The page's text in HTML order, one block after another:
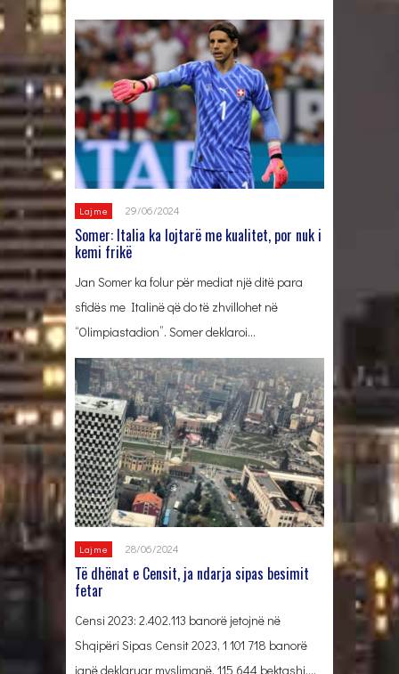
Lajme 29/06/2024
Somer: Italia ka lojtarë me kualitet, por nuk i
kemi frikë
Jan Somer ka folur për mediat një ditë para
sfidës me Italinë që do të zhvillohet në
“Olimpiastadion”. Somer deklaroi…
Lajme 28/06/2024
Të dhënat e Censit, ja ndarja sipas besimit
fetar
Censi 2023: 2.402.113 banorë jetojnë në
Shqipëri Sipas Censit 2023, 1 101 718 banorë
janë deklaruar myslimanë, 115 644 bektashi,…